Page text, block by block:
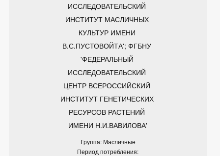
ИССЛЕДОВАТЕЛЬСКИЙ
ИНСТИТУТ МАСЛИЧНЫХ
КУЛЬТУР ИМЕНИ
В.С.ПУСТОВОЙТА'; ФГБНУ
'ФЕДЕРАЛЬНЫЙ
ИССЛЕДОВАТЕЛЬСКИЙ
ЦЕНТР ВСЕРОССИЙСКИЙ
ИНСТИТУТ ГЕНЕТИЧЕСКИХ
РЕСУРСОВ РАСТЕНИЙ
ИМЕНИ Н.И.ВАВИЛОВА'
Группа: Масличные
Период потребления: